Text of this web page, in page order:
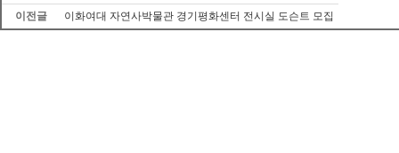
이전글
이화여대 자연사박물관 경기평화센터 전시실 도슨트 모집